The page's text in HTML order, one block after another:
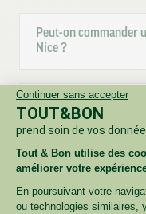
Continuer sans accepter
TOUT&BON
prend soin de vos
Tout & Bon utilise des
améliorer votre
En poursuivant votre
ou technologies similaires,
Peut-on commander
Nice ?
Gérez-vous les
porc, allergies) ?
Livrez-vous
étages/salles ?